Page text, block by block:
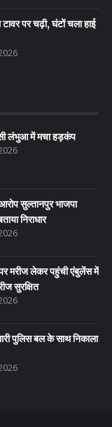
पर चढ़ी, घंटों चला हाई
लंभुआ में मचा हड़कंप
सुल्तानपुर भाजपा
निराधार
मरीज लेकर पहुंची एंबुलेंस में
सुरक्षित
पुलिस बल के साथ निकाला